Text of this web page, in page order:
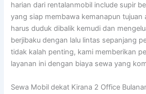
harian dari rentalanmobil include supir
yang siap membawa kemanapun tujuan
harus duduk dibalik kemudi dan
berjibaku dengan lalu lintas sepanjang
tidak kalah penting, kami memberikan
layanan ini dengan biaya sewa yang
Sewa Mobil dekat Kirana 2 Office